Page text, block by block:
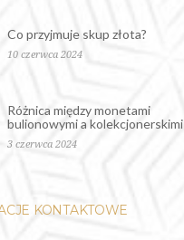
Co przyjmuje skup złota?
10 czerwca 2024
Różnica między monetami
bulionowymi a kolekcjonerskimi
3 czerwca 2024
KONTAKTOWE